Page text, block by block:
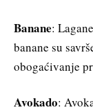
Banane:
banane su
obogaćivanje
Avokado: